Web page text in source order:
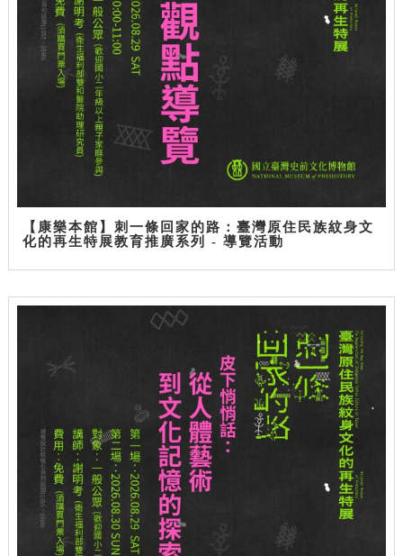
【康樂本館】刺一條回家的路：臺灣原住民族紋身文
化的再生特展教育推廣系列 - 導覽活動